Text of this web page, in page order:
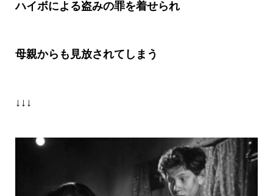
ハイボによる盗みの罪を着せられ
母親からも見放されてしまう
↓↓↓